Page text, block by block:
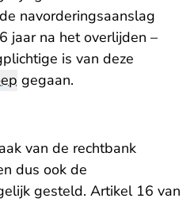
navorderingsaanslag
jaar na het overlijden –
is van deze
gegaan.
van de rechtbank
dus ook de
gesteld. Artikel 16 van